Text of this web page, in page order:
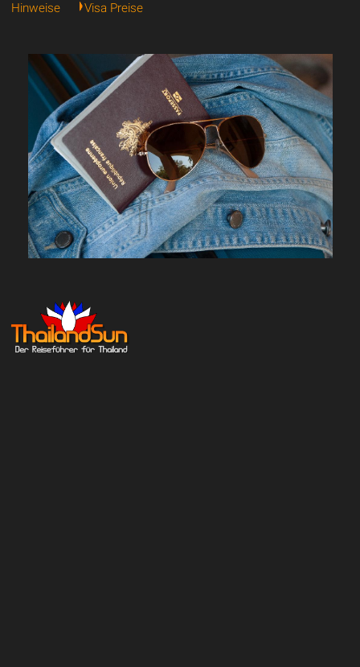
Hinweise
Visa Preise